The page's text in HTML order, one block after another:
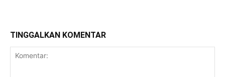
TINGGALKAN KOMENTAR